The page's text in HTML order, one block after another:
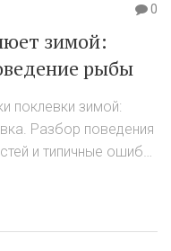
0
зимой:
рыбы
поклевки зимой:
Разбор поведения
и типичные ошибки